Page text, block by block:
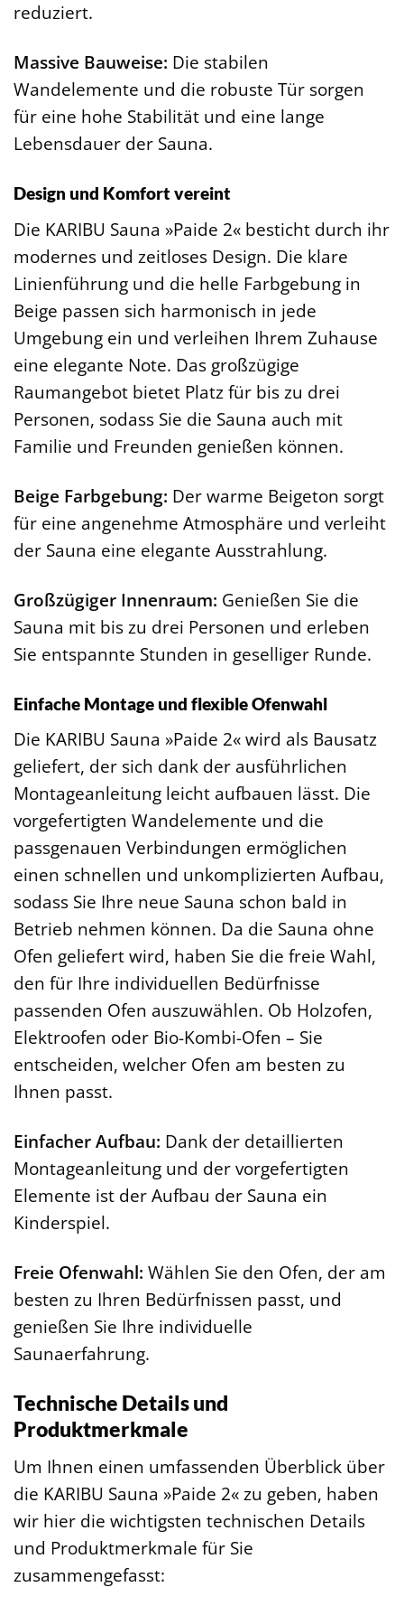
reduziert.
Massive Bauweise: Die stabilen
Wandelemente und die robuste Tür sorgen
für eine hohe Stabilität und eine lange
Lebensdauer der Sauna.
Design und Komfort vereint
Die KARIBU Sauna »Paide 2« besticht durch ihr
modernes und zeitloses Design. Die klare
Linienführung und die helle Farbgebung in
Beige passen sich harmonisch in jede
Umgebung ein und verleihen Ihrem Zuhause
eine elegante Note. Das großzügige
Raumangebot bietet Platz für bis zu drei
Personen, sodass Sie die Sauna auch mit
Familie und Freunden genießen können.
Beige Farbgebung: Der warme Beigeton sorgt
für eine angenehme Atmosphäre und verleiht
der Sauna eine elegante Ausstrahlung.
Großzügiger Innenraum: Genießen Sie die
Sauna mit bis zu drei Personen und erleben
Sie entspannte Stunden in geselliger Runde.
Einfache Montage und flexible Ofenwahl
Die KARIBU Sauna »Paide 2« wird als Bausatz
geliefert, der sich dank der ausführlichen
Montageanleitung leicht aufbauen lässt. Die
vorgefertigten Wandelemente und die
passgenauen Verbindungen ermöglichen
einen schnellen und unkomplizierten Aufbau,
sodass Sie Ihre neue Sauna schon bald in
Betrieb nehmen können. Da die Sauna ohne
Ofen geliefert wird, haben Sie die freie Wahl,
den für Ihre individuellen Bedürfnisse
passenden Ofen auszuwählen. Ob Holzofen,
Elektroofen oder Bio-Kombi-Ofen – Sie
entscheiden, welcher Ofen am besten zu
Ihnen passt.
Einfacher Aufbau: Dank der detaillierten
Montageanleitung und der vorgefertigten
Elemente ist der Aufbau der Sauna ein
Kinderspiel.
Freie Ofenwahl: Wählen Sie den Ofen, der am
besten zu Ihren Bedürfnissen passt, und
genießen Sie Ihre individuelle
Saunaerfahrung.
Technische Details und
Produktmerkmale
Um Ihnen einen umfassenden Überblick über
die KARIBU Sauna »Paide 2« zu geben, haben
wir hier die wichtigsten technischen Details
und Produktmerkmale für Sie
zusammengefasst: